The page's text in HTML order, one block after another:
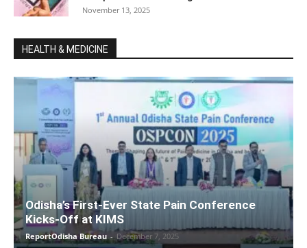
November 13, 2025
HEALTH & MEDICINE
Odisha’s First-Ever State Pain Conference
Kicks-Off at KIMS
ReportOdisha Bureau - December 7, 2025